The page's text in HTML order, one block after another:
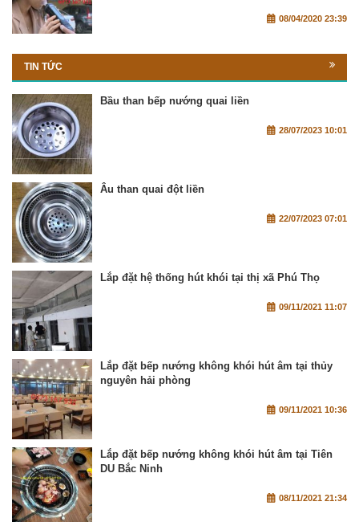
08/04/2020 23:39
TIN TỨC
Bầu than bếp nướng quai liền
28/07/2023 10:01
Âu than quai đột liền
22/07/2023 07:01
Lắp đặt hệ thống hút khói tại thị xã Phú Thọ
09/11/2021 11:07
Lắp đặt bếp nướng không khói hút âm tại thủy
nguyên hải phòng
09/11/2021 10:36
Lắp đặt bếp nướng không khói hút âm tại Tiên
DU Bắc Ninh
08/11/2021 21:34